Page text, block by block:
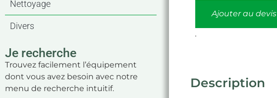
Nettoyage
Divers
Je recherche
Trouvez facilement l’équipement
dont vous avez besoin avec notre
menu de recherche intuitif.
Ajouter au devis
.
Description